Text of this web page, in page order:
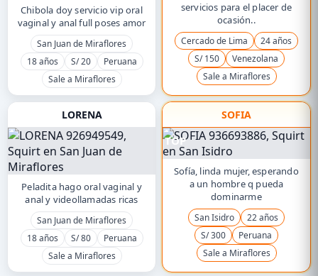
Chibola doy servicio vip oral
vaginal y anal full poses amor
San Juan de Miraflores
18 años
S/ 20
Peruana
Sale a Miraflores
servicios para el placer de
ocasión..
Cercado de Lima
24 años
S/ 150
Venezolana
Sale a Miraflores
LORENA
Peladita hago oral vaginal y
anal y videollamadas ricas
San Juan de Miraflores
18 años
S/ 80
Peruana
Sale a Miraflores
SOFIA
TOP
Sofía, linda mujer, esperando
a un hombre q pueda
dominarme
San Isidro
22 años
S/ 300
Peruana
Sale a Miraflores